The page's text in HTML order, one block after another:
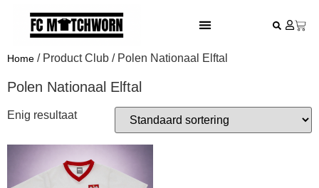
Home / Product Club / Polen Nationaal Elftal
Polen Nationaal Elftal
Enig resultaat